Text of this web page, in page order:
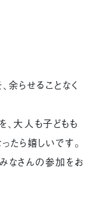
余らせることなく
大人も子どもも
たら嬉しいです。
なさんの参加をお